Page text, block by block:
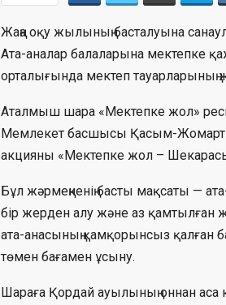
Жаңа оқу жылының басталуына
Ата-аналар балаларына мектепке
орталығында мектеп тауарларының
Аталмыш шара «Мектепке жол»
Мемлекет басшысы Қасым-Жомарт
акцияны «Мектепке жол –
Бұл жәрмеңкенің басты мақсаты —
бір жерден алу және аз қамтылған
ата-анасының қамқорынсыз қалған
төмен бағамен ұсыну.
Шараға Қордай ауылының оннан аса